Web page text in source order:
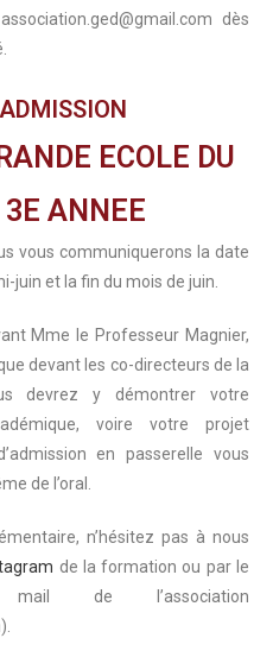
dès
ECOLE DU
3E ANNEE
vous communiquerons la date
juin et la fin du mois de juin.
Mme le Professeur Magnier,
devant les co-directeurs de la
devrez y démontrer votre
voire votre projet
en passerelle vous
de l’oral.
n’hésitez pas à nous
de la formation ou par le
de l’association
).